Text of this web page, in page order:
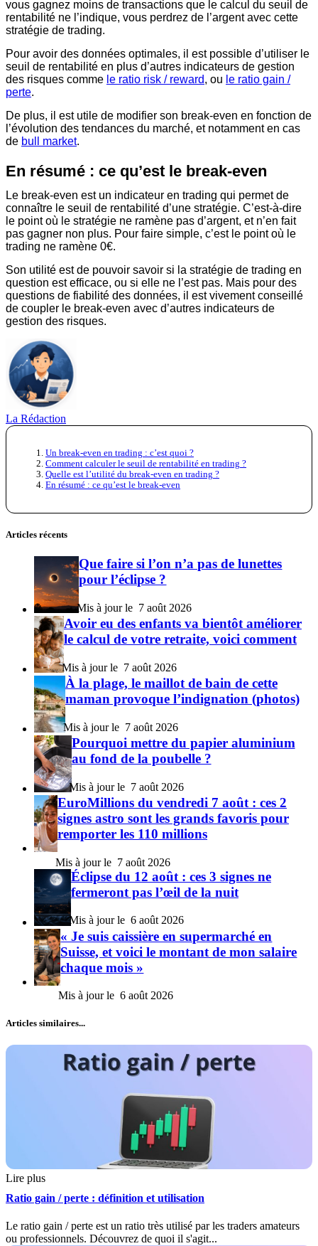
vous gagnez moins de transactions que le calcul du seuil de
rentabilité ne l’indique, vous perdrez de l’argent avec cette
stratégie de trading.
Pour avoir des données optimales, il est possible d’utiliser le
seuil de rentabilité en plus d’autres indicateurs de gestion
des risques comme le ratio risk / reward, ou le ratio gain /
perte.
De plus, il est utile de modifier son break-even en fonction de
l’évolution des tendances du marché, et notamment en cas
de bull market.
En résumé : ce qu’est le break-even
Le break-even est un indicateur en trading qui permet de
connaître le seuil de rentabilité d’une stratégie. C’est-à-dire
le point où le stratégie ne ramène pas d’argent, et n’en fait
pas gagner non plus. Pour faire simple, c’est le point où le
trading ne ramène 0€.
Son utilité est de pouvoir savoir si la stratégie de trading en
question est efficace, ou si elle ne l’est pas. Mais pour des
questions de fiabilité des données, il est vivement conseillé
de coupler le break-even avec d’autres indicateurs de
gestion des risques.
La Rédaction
Un break-even en trading : c’est quoi ?
Comment calculer le seuil de rentabilité en trading ?
Quelle est l’utilité du break-even en trading ?
En résumé : ce qu’est le break-even
Articles récents
Que faire si l’on n’a pas de lunettes
pour l’éclipse ?
7 août 2026
Avoir eu des enfants va bientôt améliorer
le calcul de votre retraite, voici comment
7 août 2026
À la plage, le maillot de bain de cette
maman provoque l’indignation (photos)
7 août 2026
Pourquoi mettre du papier aluminium
au fond de la poubelle ?
7 août 2026
EuroMillions du vendredi 7 août : ces 2
signes astro sont les grands favoris pour
remporter les 110 millions
7 août 2026
Éclipse du 12 août : ces 3 signes ne
fermeront pas l’œil de la nuit
6 août 2026
« Je suis caissière en supermarché en
Suisse, et voici le montant de mon salaire
chaque mois »
6 août 2026
Articles similaires...
Lire plus
Ratio gain / perte : définition et utilisation
Le ratio gain / perte est un ratio très utilisé par les traders amateurs
ou professionnels. Découvrez de quoi il s'agit...